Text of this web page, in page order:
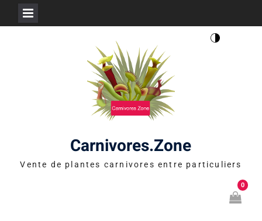
Carnivores.Zone
Vente de plantes carnivores entre particuliers
0